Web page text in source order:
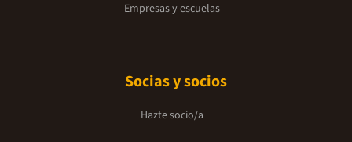
Empresas y escuelas
Socias y socios
Hazte socio/a